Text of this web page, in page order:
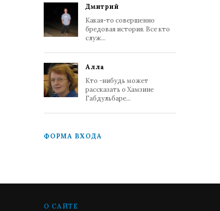
Дмитрий
Какая-то совершенно
бредовая история. Все кто
служ...
Алла
Кто -нибудь может
рассказать о Хамзине
Габдульбаре...
ФОРМА ВХОДА
О САЙТЕ